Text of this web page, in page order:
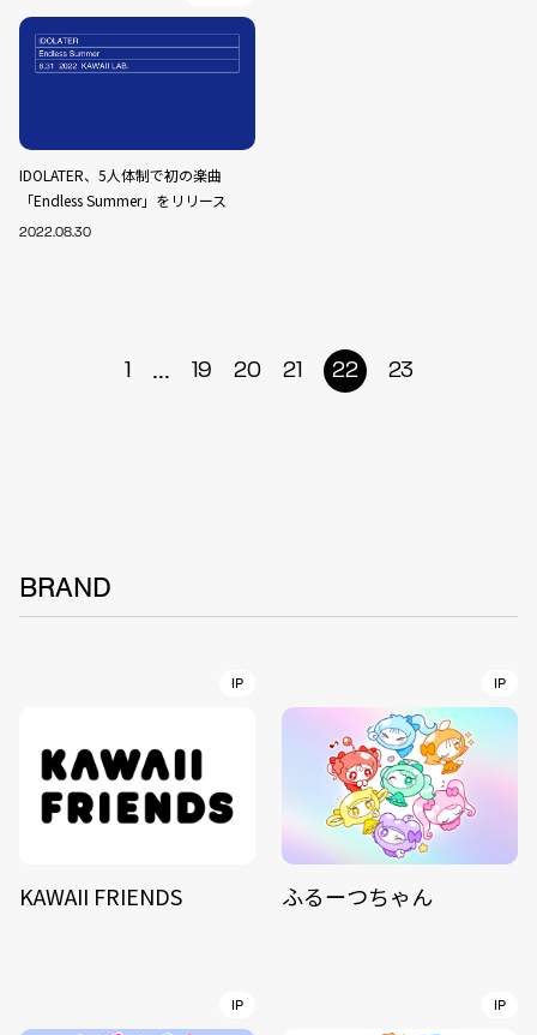
IDOLATER、5人体制で初の楽曲
「Endless Summer」をリリース
2022.08.30
1 ... 19 20 21 22 23
BRAND
IP
KAWAII FRIENDS
IP
ふるーつちゃん
IP IP